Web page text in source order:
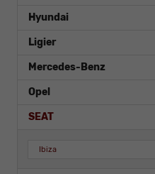
Hyundai
Ligier
Mercedes-Benz
Opel
SEAT
Ibiza